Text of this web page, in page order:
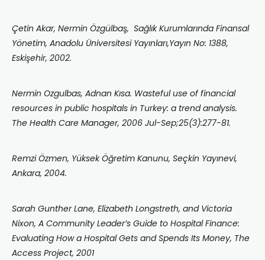
Çetin Akar, Nermin Özgülbaş, Sağlık Kurumlarında Finansal
Yönetim, Anadolu Üniversitesi Yayınları,Yayın No: 1388,
Eskişehir, 2002.
Nermin Ozgulbas, Adnan Kısa. Wasteful use of financial
resources in public hospitals in Turkey: a trend analysis.
The Health Care Manager, 2006 Jul-Sep;25(3):277-81.
Remzi Özmen, Yüksek Öğretim Kanunu, Seçkin Yayınevi,
Ankara, 2004.
Sarah Gunther Lane, Elizabeth Longstreth, and Victoria
Nixon, A Community Leader’s Guide to Hospital Finance:
Evaluating How a Hospital Gets and Spends Its Money, The
Access Project, 2001